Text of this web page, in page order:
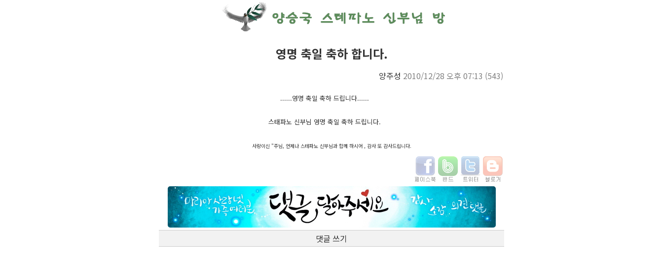
영명 축일 축하 합니다.
양주성 2010/12/28 오후 07:13 (543)
......영명 축일 축하 드립니다......
스태파노 신부님 영명 축일 축하 드립니다.
사랑이신 "주님, 언제나 스테파노 신부님과 함께 하시어 , 감사 또 감사드립니다.
댓글 쓰기